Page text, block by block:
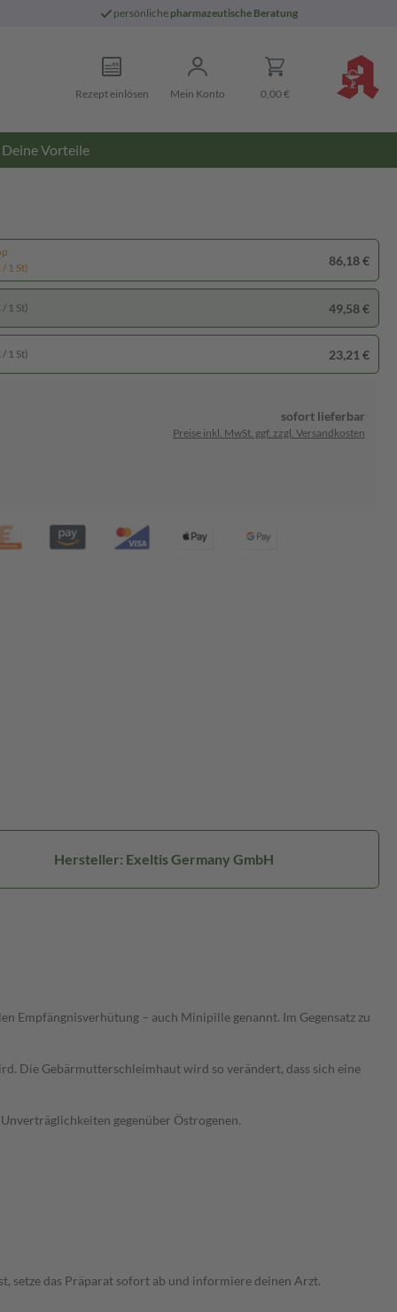
persönliche pharmazeutische Beratung
Rezept einlösen Mein Konto 0,00 €
Deine Vorteile
1 St)
86,18 €
1 St) 49,58 €
1 St) 23,21 €
sofort lieferbar
Preise inkl. MwSt. ggf. zzgl. Versandkosten
Hersteller: Exeltis Germany GmbH
Empfängnisverhütung – auch Minipille genannt. Im Gegensatz zu
Die Gebärmutterschleimhaut wird so verändert, dass sich eine
gegenüber Östrogenen.
setze das Präparat sofort ab und informiere deinen Arzt.